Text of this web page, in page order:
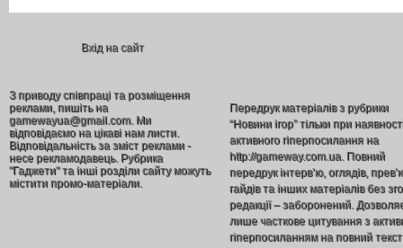
Вхід на сайт
З приводу співпраці та розміщення
реклами, пишіть на
gamewayua@gmail.com. Ми
відповідаємо на цікаві нам листи.
Відповідальність за зміст реклами -
несе рекламодавець. Рубрика
"Гаджети" та інші розділи сайту можуть
містити промо-матеріали.
Передрук матеріалів з рубрики
“Новини ігор” тільки при
активного гіперпосилання на
http://gameway.com.ua. Повний
передрук інтерв’ю, оглядів,
гайдів та інших матеріалів без
редакції – заборонений.
лише часткове цитування з
гіперпосиланням на повний текст